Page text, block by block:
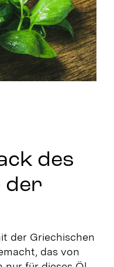
des
der
der Griechischen
das von